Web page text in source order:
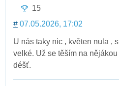
15
# 07.05.2026, 17:02
U nás taky nic , květen nula ,
velké. Už se těším na
déšť.